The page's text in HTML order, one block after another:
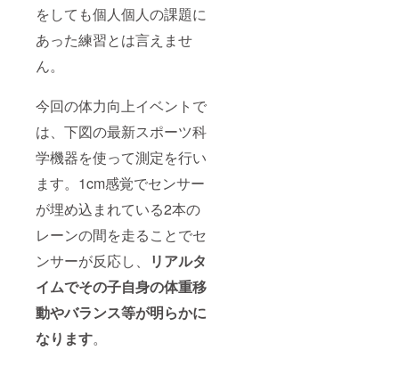
をしても個人個人の課題に
あった練習とは言えませ
ん。
今回の体力向上イベントで
は、下図の最新スポーツ科
学機器を使って測定を行い
ます。1cm感覚でセンサー
が埋め込まれている2本の
レーンの間を走ることでセ
ンサーが反応し、
リアルタ
イムでその子自身の体重移
動やバランス等が明らかに
なります。